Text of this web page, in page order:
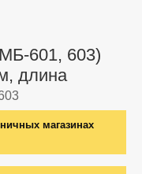
601, 603)
длина
магазинах